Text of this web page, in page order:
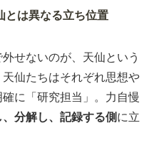
とは異なる立ち位置
せないのが、天仙という
天仙たちはそれぞれ思想や
に「研究担当」。力自慢
分解し、記録する側 に立